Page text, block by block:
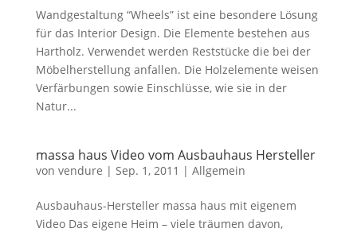
Wandgestaltung “Wheels” ist eine besondere Lösung
für das Interior Design. Die Elemente bestehen aus
Hartholz. Verwendet werden Reststücke die bei der
Möbelherstellung anfallen. Die Holzelemente weisen
Verfärbungen sowie Einschlüsse, wie sie in der
Natur...
massa haus Video vom Ausbauhaus Hersteller
von vendure | Sep. 1, 2011 | Allgemein
Ausbauhaus-Hersteller massa haus mit eigenem
Video Das eigene Heim – viele träumen davon,